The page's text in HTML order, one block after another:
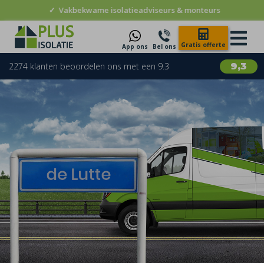
✓ Vakbekwame isolatieadviseurs & monteurs
App ons Bel ons Gratis offerte
9,3
2274 klanten beoordelen ons met een 9.3